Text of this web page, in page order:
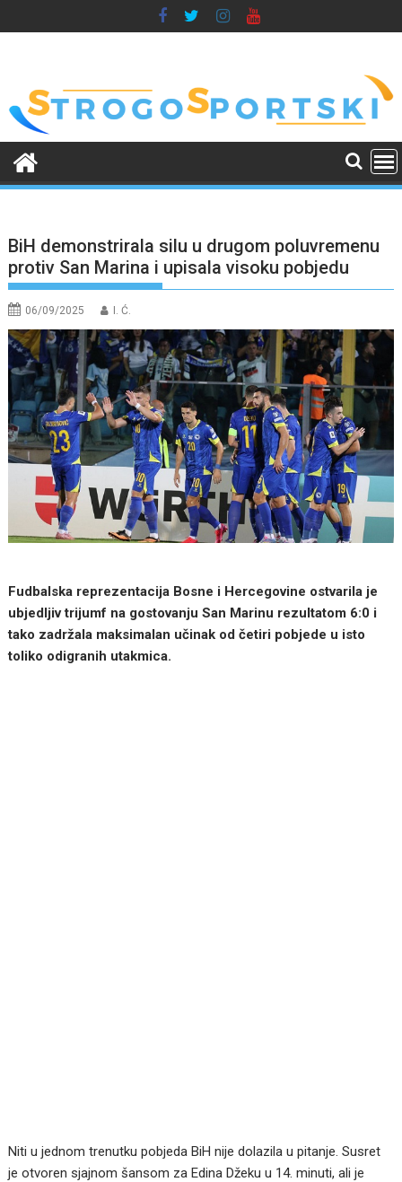
to
BiH demonstrirala silu u drugom poluvremenu
protiv San Marina i upisala visoku pobjedu
06/09/2025 I. Ć.
Fudbalska reprezentacija Bosne i Hercegovine ostvarila je
ubjedljiv trijumf na gostovanju San Marinu rezultatom 6:0 i
tako zadržala maksimalan učinak od četiri pobjede u isto
toliko odigranih utakmica.
Niti u jednom trenutku pobjeda BiH nije dolazila u pitanje. Susret
je otvoren sjajnom šansom za Edina Džeku u 14. minuti, ali je